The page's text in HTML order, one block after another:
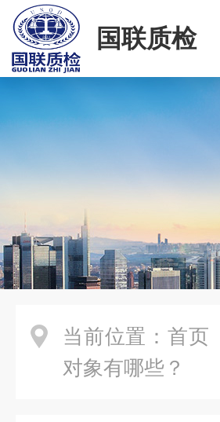
国联质检
当前位置： 首页
对象有哪些？